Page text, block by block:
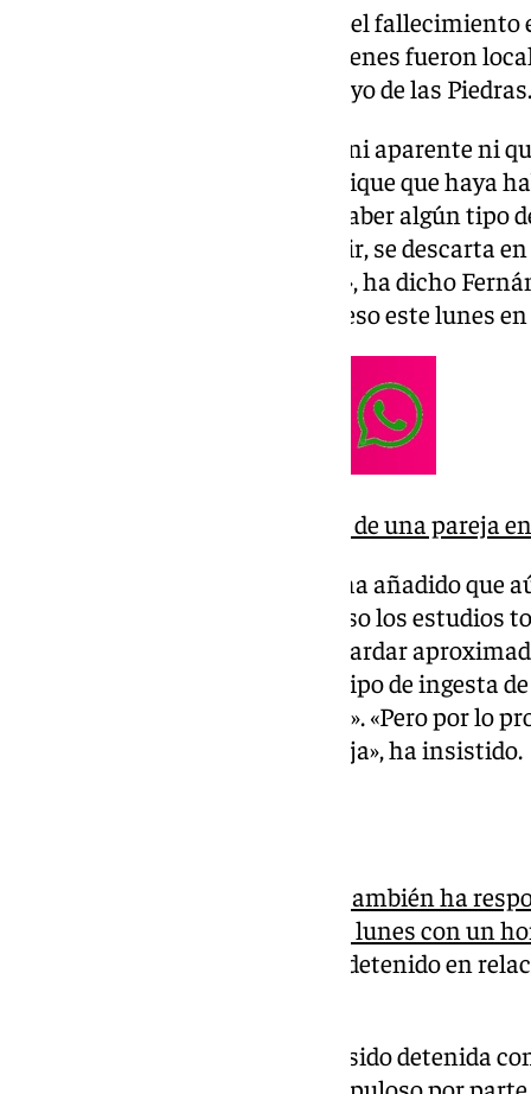
queda descartado como causa del
matrimonio de 41 y 48 años, quienes fueron
infravivienda en la zona de Arroyo de las Piedras.
«No hay ningún tipo de indicio, ni aparente ni
que ya se ha practicado, que indique que haya
matrimonio, que haya podido haber algún tipo
por una tercera persona. Es decir, se descarta
habido algún tipo de homicidio», ha dicho
por los periodistas por este suceso este lunes
Hallan los cuerpos sin vida de una pareja
El representante del Ejecutivo ha añadido que
pruebas pertinentes, en este caso los estudios
ha detallado que estos pueden tardar
determinar si ha habido algún tipo de ingesta
haya podido provocar la muerte». «Pero por lo
una tercera persona a esta pareja», ha insistido.
o, Pedro Fernández también ha
tiroteo que se saldó este pasado lunes con un
y un joven de 20 años detenido en
«Hay una persona detenida, ha sido detenida